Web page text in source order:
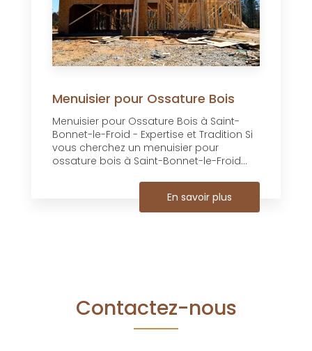
Menuisier pour Ossature Bois
Menuisier pour Ossature Bois à Saint-
Bonnet-le-Froid - Expertise et Tradition Si
vous cherchez un menuisier pour
ossature bois à Saint-Bonnet-le-Froid...
En savoir plus
Contactez-nous